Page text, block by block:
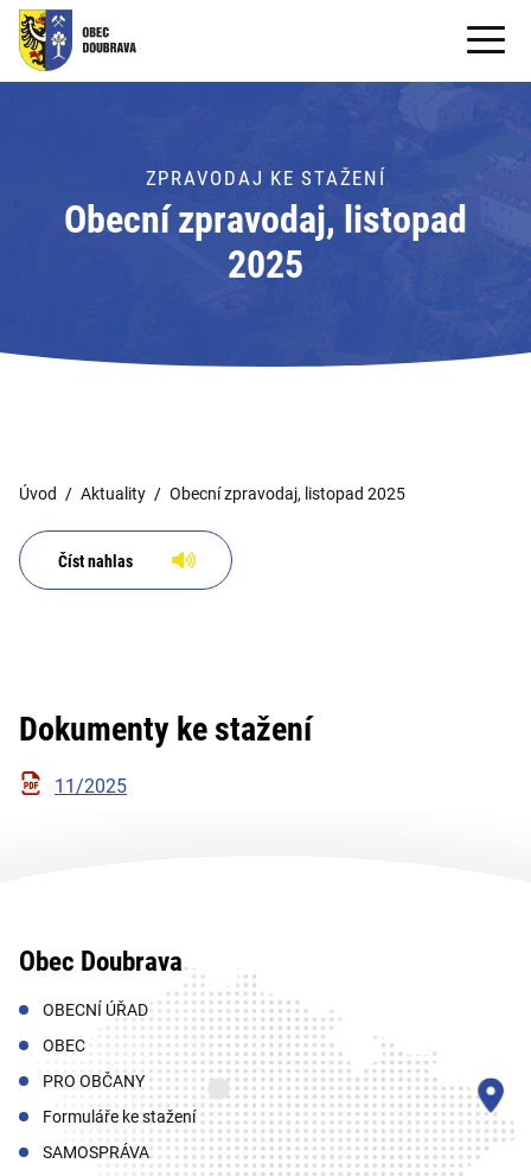
OBECNÍ ÚŘAD
PRO OBČANY
Formuláře ke stažení
PRO TURISTY
ZPRAVODAJ KE STAŽENÍ
Obecní zpravodaj, listopad
2025
Úvod Aktuality Obecní zpravodaj, listopad 2025
Číst nahlas
Dokumenty ke stažení
11/2025
Obec Doubrava
OBECNÍ ÚŘAD
OBEC
PRO OBČANY
Formuláře ke stažení
SAMOSPRÁVA